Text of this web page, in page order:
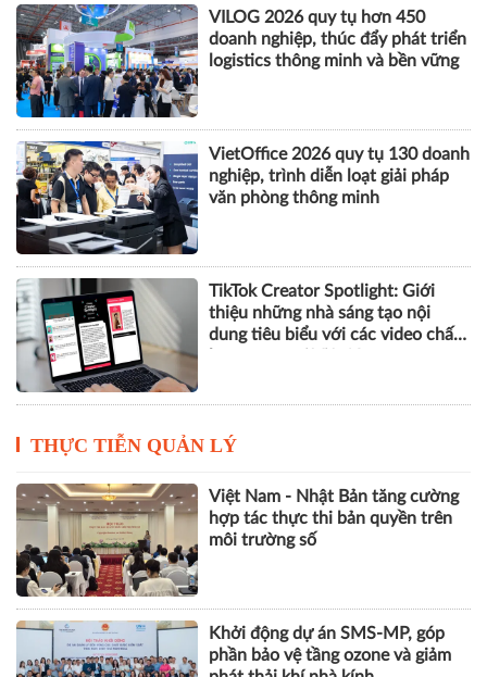
AI và thương mại điện tử mở động
lực tăng trưởng mới cho doanh
nghiệp Hà Nội
VILOG 2026 quy tụ hơn 450
doanh nghiệp, thúc đẩy phát triển
logistics thông minh và bền vững
VietOffice 2026 quy tụ 130 doanh
nghiệp, trình diễn loạt giải pháp
văn phòng thông minh
TikTok Creator Spotlight: Giới
lượng cao tại Việt Nam
THỰC TIỄN QUẢN LÝ
Việt Nam - Nhật Bản tăng cường
hợp tác thực thi bản quyền trên